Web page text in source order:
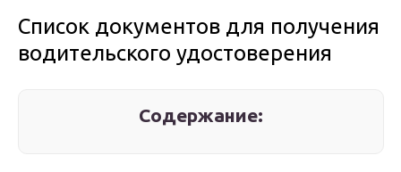
Список документов для получения
водительского удостоверения
Содержание: